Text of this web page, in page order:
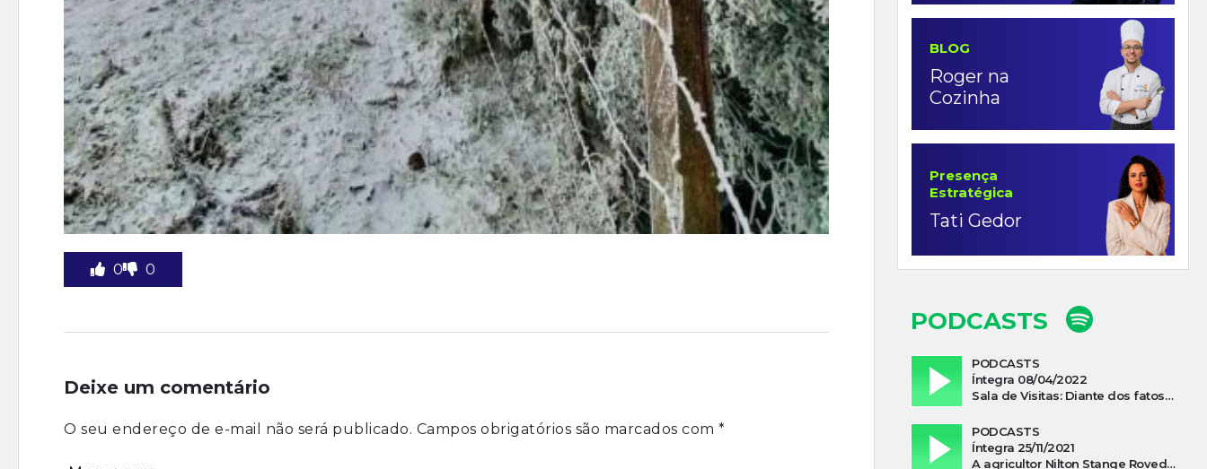
0 0
Deixe um comentário
O seu endereço de e-mail não será publicado. Campos obrigatórios são marcados com *
BLOG
Roger na
Cozinha
Presença
Estratégica
Tati Gedor
PODCASTS
PODCASTS
Íntegra 08/04/2022
Sala de Visitas: Diante dos fatos que influenciam a economia o que podemos esperar de 2022
PODCASTS
Íntegra 25/11/2021
A agricultor Nilton Stange Roveda, afirma ter recebido ajuda espiritual durante acidente